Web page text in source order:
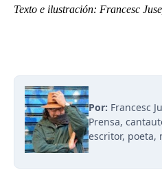
Texto e ilustración: Francesc
Por: Francesc
Prensa,
escritor, poeta,